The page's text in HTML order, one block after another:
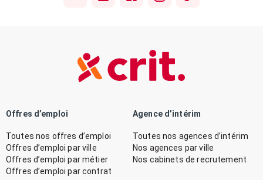
Offres d’emploi
Toutes nos offres d’emploi
Offres d’emploi par ville
Offres d’emploi par métier
Offres d’emploi par contrat
Agence d’intérim
Toutes nos agences d’intérim
Nos agences par ville
Nos cabinets de recrutement